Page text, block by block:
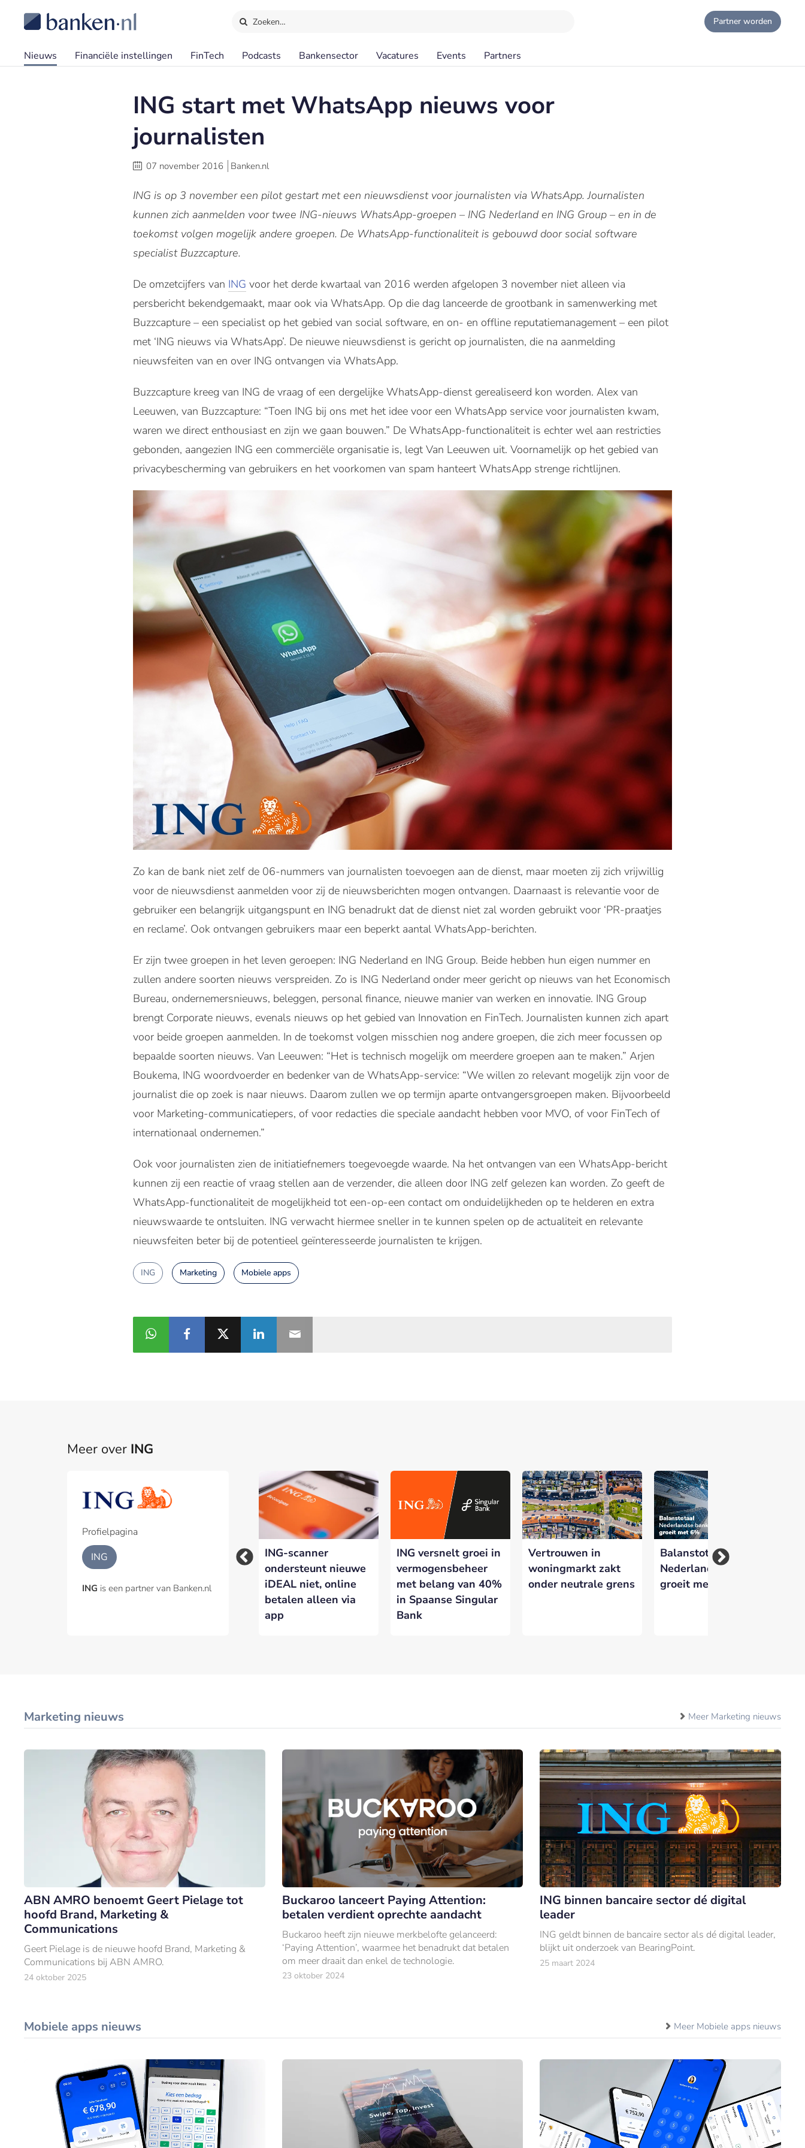
Zoeken… Partner worden
Nieuws Financiële instellingen FinTech Podcasts Bankensector Vacatures Events Partners
ING start met WhatsApp nieuws voor
journalisten
07 november 2016 Banken.nl
ING is op 3 november een pilot gestart met een nieuwsdienst voor journalisten via WhatsApp. Journalisten
kunnen zich aanmelden voor twee ING-nieuws WhatsApp-groepen – ING Nederland en ING Group – en in de
toekomst volgen mogelijk andere groepen. De WhatsApp-functionaliteit is gebouwd door social software
specialist Buzzcapture.
De omzetcijfers van ING voor het derde kwartaal van 2016 werden afgelopen 3 november niet alleen via
persbericht bekendgemaakt, maar ook via WhatsApp. Op die dag lanceerde de grootbank in samenwerking met
Buzzcapture – een specialist op het gebied van social software, en on- en offline reputatiemanagement – een pilot
met ‘ING nieuws via WhatsApp’. De nieuwe nieuwsdienst is gericht op journalisten, die na aanmelding
nieuwsfeiten van en over ING ontvangen via WhatsApp.
Buzzcapture kreeg van ING de vraag of een dergelijke WhatsApp-dienst gerealiseerd kon worden. Alex van
Leeuwen, van Buzzcapture: “Toen ING bij ons met het idee voor een WhatsApp service voor journalisten kwam,
waren we direct enthousiast en zijn we gaan bouwen.” De WhatsApp-functionaliteit is echter wel aan restricties
gebonden, aangezien ING een commerciële organisatie is, legt Van Leeuwen uit. Voornamelijk op het gebied van
privacybescherming van gebruikers en het voorkomen van spam hanteert WhatsApp strenge richtlijnen.
Zo kan de bank niet zelf de 06-nummers van journalisten toevoegen aan de dienst, maar moeten zij zich vrijwillig
voor de nieuwsdienst aanmelden voor zij de nieuwsberichten mogen ontvangen. Daarnaast is relevantie voor de
gebruiker een belangrijk uitgangspunt en ING benadrukt dat de dienst niet zal worden gebruikt voor ‘PR-praatjes
en reclame’. Ook ontvangen gebruikers maar een beperkt aantal WhatsApp-berichten.
Er zijn twee groepen in het leven geroepen: ING Nederland en ING Group. Beide hebben hun eigen nummer en
zullen andere soorten nieuws verspreiden. Zo is ING Nederland onder meer gericht op nieuws van het Economisch
Bureau, ondernemersnieuws, beleggen, personal finance, nieuwe manier van werken en innovatie. ING Group
brengt Corporate nieuws, evenals nieuws op het gebied van Innovation en FinTech. Journalisten kunnen zich apart
voor beide groepen aanmelden. In de toekomst volgen misschien nog andere groepen, die zich meer focussen op
bepaalde soorten nieuws. Van Leeuwen: “Het is technisch mogelijk om meerdere groepen aan te maken.” Arjen
Boukema, ING woordvoerder en bedenker van de WhatsApp-service: “We willen zo relevant mogelijk zijn voor de
journalist die op zoek is naar nieuws. Daarom zullen we op termijn aparte ontvangersgroepen maken. Bijvoorbeeld
voor Marketing-communicatiepers, of voor redacties die speciale aandacht hebben voor MVO, of voor FinTech of
internationaal ondernemen.”
Ook voor journalisten zien de initiatiefnemers toegevoegde waarde. Na het ontvangen van een WhatsApp-bericht
kunnen zij een reactie of vraag stellen aan de verzender, die alleen door ING zelf gelezen kan worden. Zo geeft de
WhatsApp-functionaliteit de mogelijkheid tot een-op-een contact om onduidelijkheden op te helderen en extra
nieuwswaarde te ontsluiten. ING verwacht hiermee sneller in te kunnen spelen op de actualiteit en relevante
nieuwsfeiten beter bij de potentieel geïnteresseerde journalisten te krijgen.
ING Marketing Mobiele apps
Meer over ING
Profielpagina
ING
ING is een partner van Banken.nl
ING genoemd als
Rabobank is de
meest geliefde app
financiële apps in de
ING-scanner
ondersteunt nieuwe
iDEAL niet, online
betalen alleen via
app
ING versnelt groei in
vermogensbeheer
met belang van 40%
in Spaanse Singular
Bank
Vertrouwen in
woningmarkt zakt
onder neutrale grens
Balanstotaal
Nederlandse banken
groeit met 6%
Marketing nieuws Meer Marketing nieuws
ABN AMRO benoemt Geert Pielage tot
hoofd Brand, Marketing &
Communications
Geert Pielage is de nieuwe hoofd Brand, Marketing &
Communications bij ABN AMRO.
24 oktober 2025
Buckaroo lanceert Paying Attention:
betalen verdient oprechte aandacht
Buckaroo heeft zijn nieuwe merkbelofte gelanceerd:
‘Paying Attention’, waarmee het benadrukt dat betalen
om meer draait dan enkel de technologie.
23 oktober 2024
ING binnen bancaire sector dé digital
leader
ING geldt binnen de bancaire sector als dé digital leader,
blijkt uit onderzoek van BearingPoint.
25 maart 2024
Mobiele apps nieuws Meer Mobiele apps nieuws